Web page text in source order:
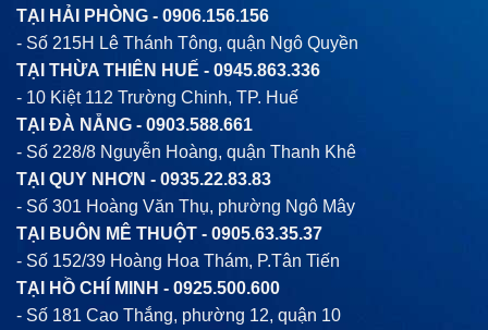
TẠI HẢI PHÒNG - 0906.156.156
- Số 215H Lê Thánh Tông, quận Ngô Quyền
TẠI THỪA THIÊN HUẾ - 0945.863.336
- 10 Kiệt 112 Trường Chinh, TP. Huế
TẠI ĐÀ NẴNG - 0903.588.661
- Số 228/8 Nguyễn Hoàng, quận Thanh Khê
TẠI QUY NHƠN - 0935.22.83.83
- Số 301 Hoàng Văn Thụ, phường Ngô Mây
TẠI BUÔN MÊ THUỘT - 0905.63.35.37
- Số 152/39 Hoàng Hoa Thám, P.Tân Tiến
TẠI HỒ CHÍ MINH - 0925.500.600
- Số 181 Cao Thắng, phường 12, quận 10